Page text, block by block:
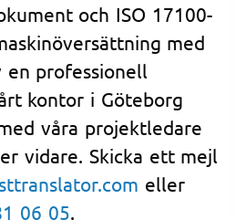
och ISO 17100-
med
professionell
kontor i Göteborg
våra projektledare
vidare. Skicka ett mejl
eller
06 05.